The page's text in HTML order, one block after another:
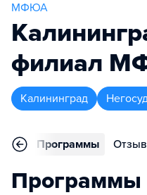
МФЮА
филиал
Калининград
Программы
Программы